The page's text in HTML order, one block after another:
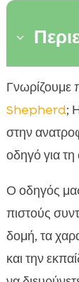
3

 Η


σκύλου
Γνωρίζουμε
Shepherd;
στην
οδηγό για
Ο οδηγός
πιστούς
δομή, τα
και την